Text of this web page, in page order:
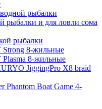
рыбалки
рыбалки и для ловли сома
рыбалки
Strong 8-жильные
8-жильные
JiggingPro X8 braid
Phantom Boat Game 4-